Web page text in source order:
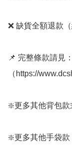
❌ 缺貨全額退款
📌 完整條款請見
（https://
❇️更多其他背包
❇️更多其他手袋